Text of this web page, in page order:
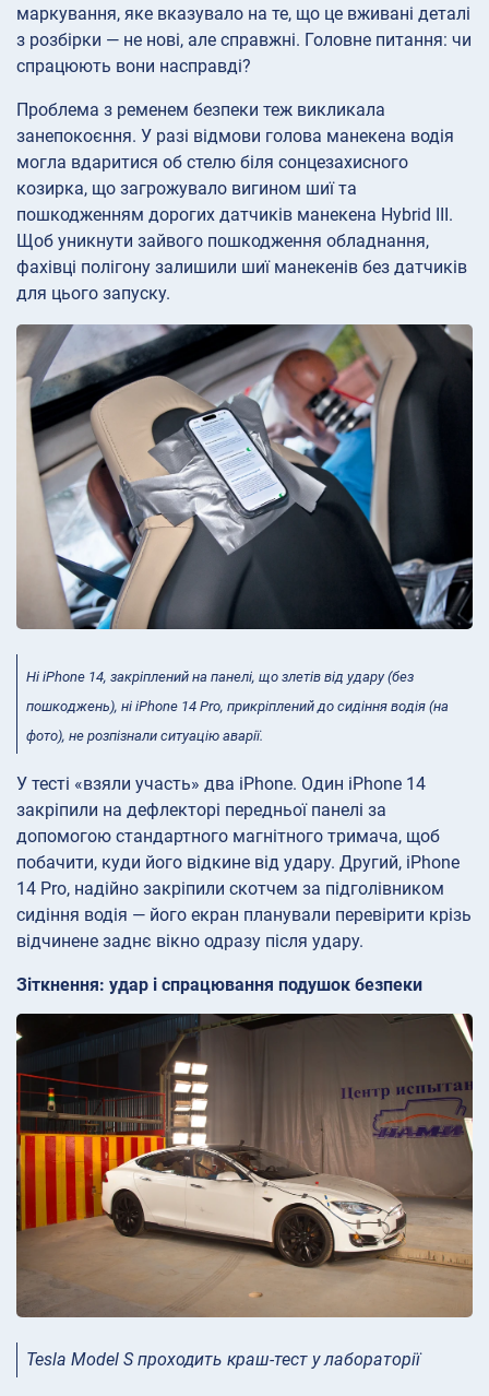
маркування, яке вказувало на те, що це вживані деталі
з розбірки — не нові, але справжні. Головне питання: чи
спрацюють вони насправді?
Проблема з ременем безпеки теж викликала
занепокоєння. У разі відмови голова манекена водія
могла вдаритися об стелю біля сонцезахисного
козирка, що загрожувало вигином шиї та
пошкодженням дорогих датчиків манекена Hybrid III.
Щоб уникнути зайвого пошкодження обладнання,
фахівці полігону залишили шиї манекенів без датчиків
для цього запуску.
Ні iPhone 14, закріплений на панелі, що злетів від удару (без
пошкоджень), ні iPhone 14 Pro, прикріплений до сидіння водія (на
фото), не розпізнали ситуацію аварії.
У тесті «взяли участь» два iPhone. Один iPhone 14
закріпили на дефлекторі передньої панелі за
допомогою стандартного магнітного тримача, щоб
побачити, куди його відкине від удару. Другий, iPhone
14 Pro, надійно закріпили скотчем за підголівником
сидіння водія — його екран планували перевірити крізь
відчинене заднє вікно одразу після удару.
Зіткнення: удар і спрацювання подушок безпеки
Tesla Model S проходить краш-тест у лабораторії